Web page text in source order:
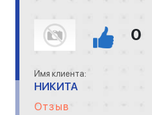
0
Имя клиента:
НИКИТА
Отзыв